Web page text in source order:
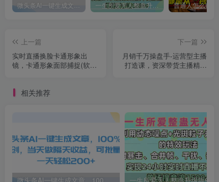
微头条AI一键生成文章，100%过原创，当天做隔天收益，可批量，一天轻松200+ 一生所爱无人整蛊升级版9.0，利用动态噪点+光斑粒子光条推进的特效玩法，内附暴击、合并帧、干扰、去重的手法，实现24小时实时直播不违规操，单场日入1500+，小白也能无脑驾驭
上一篇
实时直播换脸卡通形象出
镜，卡通形象面部捕捉(软件
下一篇
月销千万操盘手-运营型主播
打造课，资深带货主播精细
相关推荐